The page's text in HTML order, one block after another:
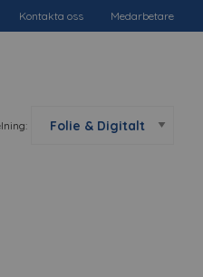
Kontakta oss Medarbetare